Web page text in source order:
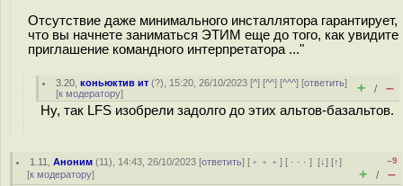
Отсутствие даже минимального инсталлятора гарантирует,
что вы начнете заниматься ЭТИМ еще до того, как увидите
приглашение командного интерпретатора ..."
3.20 ,коньюктив ит (?), 15:20, 26/10/2023 [^] [^^] [^^^] [ответить]
[к модератору] + / –
Ну, так LFS изобрели задолго до этих альтов-базальтов.
1.11 ,Аноним (11), 14:43, 26/10/2023 [ответить] [ ﹢﹢﹢] [ · · ·][↓] [↑]
[к модератору]
–9
+ / –